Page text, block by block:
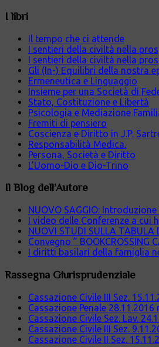
I libri
Il tempo che ci attende
I sentieri della civiltà nella
I sentieri della civiltà nella
Gli (In-) Equilibri della nostra
Ermeneutica e Linguaggio
Insieme per una Società di
Stato, Costituzione e Libertà
Psicologia e Mediazione
Fremiti di pensiero
Coscienza e Diritto in J.P.
Responsabilità Medica.
Persona, Società e Diritto
L’Uomo-Dio e Dio-Trino
Il Blog dell’Autore
NUOVO SAGGIO:
I video delle Conferenze a cui
NUOVI STUDI SULLA TABULA
Convegno ” BOOKCROSSING
I diritti basilari della famiglia
Rassegna Giurisprudenziale
Cassazione Civile III Sez.
Cassazione Penale 28.11.2016
Cassazione Civile Sez. Lav.
Cassazione Civile III Sez.
Cassazione Civile II Sez.